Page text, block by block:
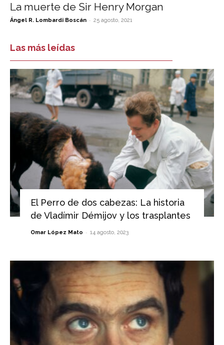
La muerte de Sir Henry Morgan
Ángel R. Lombardi Boscán - 25 agosto, 2021
Las más leídas
El Perro de dos cabezas: La historia
de Vladímir Démijov y los trasplantes
Omar López Mato - 14 agosto, 2023